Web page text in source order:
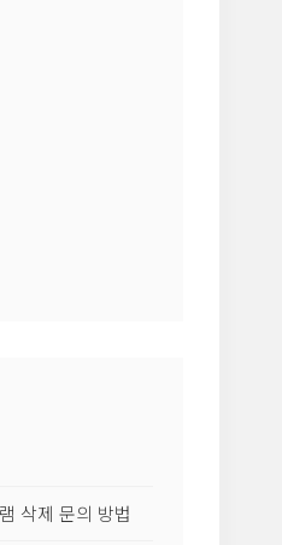
삭제 문의 방법